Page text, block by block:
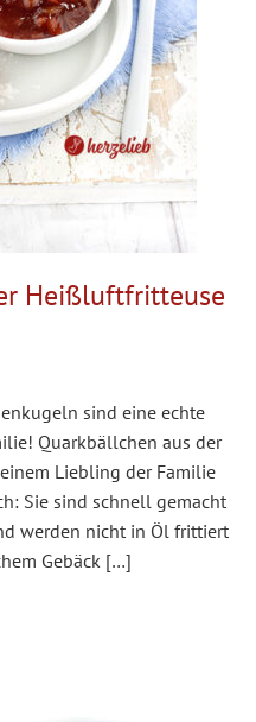
Heißluftfritteuse
sind eine echte
Quarkbällchen aus der
Liebling der Familie
Sie sind schnell gemacht
werden nicht in Öl frittiert
Gebäck […]